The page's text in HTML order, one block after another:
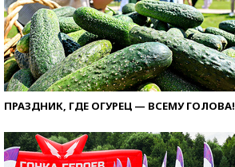
ПРАЗДНИК, ГДЕ ОГУРЕЦ — ВСЕМУ ГОЛОВА!